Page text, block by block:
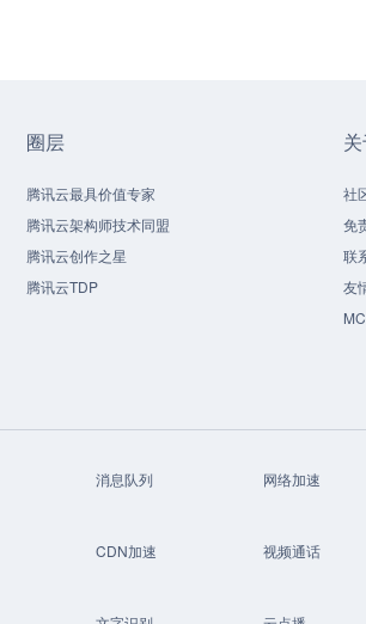
圈层
腾讯云最具价值专家
腾讯云架构师技术同盟
腾讯云创作之星
腾讯云TDP
社
免
联
友
消息队列
网络加速
CDN加速
视频通话